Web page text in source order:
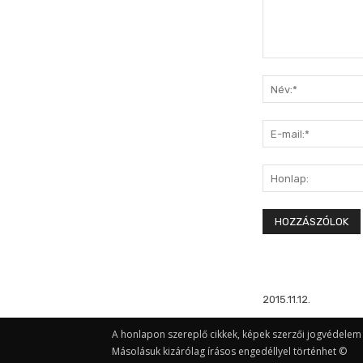
2015.11.12.
A honlapon szereplő cikkek, képek szerzői
Másolásuk kizárólag írásos engedéllyel történhet ©